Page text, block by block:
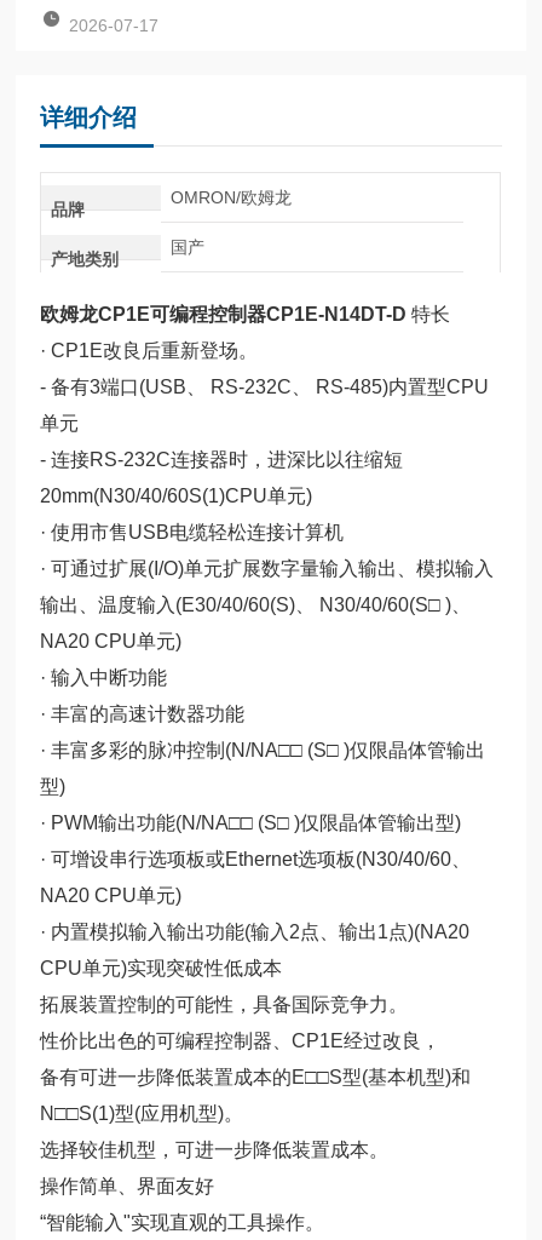
2026-07-17
详细介绍
品牌
OMRON/欧姆龙
产地类别
国产
欧姆龙CP1E可编程控制器CP1E-N14DT-D 特长
· CP1E改良后重新登场。
- 备有3端口(USB、 RS-232C、 RS-485)内置型CPU
单元
- 连接RS-232C连接器时，进深比以往缩短
20mm(N30/40/60S(1)CPU单元)
· 使用市售USB电缆轻松连接计算机
· 可通过扩展(I/O)单元扩展数字量输入输出、模拟输入
输出、温度输入(E30/40/60(S)、 N30/40/60(S□ )、
NA20 CPU单元)
· 输入中断功能
· 丰富的高速计数器功能
· 丰富多彩的脉冲控制(N/NA□□ (S□ )仅限晶体管输出
型)
· PWM输出功能(N/NA□□ (S□ )仅限晶体管输出型)
· 可增设串行选项板或Ethernet选项板(N30/40/60、
NA20 CPU单元)
· 内置模拟输入输出功能(输入2点、输出1点)(NA20
CPU单元)实现突破性低成本
拓展装置控制的可能性，具备国际竞争力。
性价比出色的可编程控制器、CP1E经过改良，
备有可进一步降低装置成本的E□□S型(基本机型)和
N□□S(1)型(应用机型)。
选择较佳机型，可进一步降低装置成本。
操作简单、界面友好
“智能输入"实现直观的工具操作。